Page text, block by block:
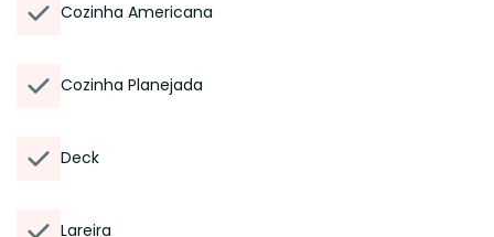
Cozinha Americana
Cozinha Planejada
Deck
Lareira